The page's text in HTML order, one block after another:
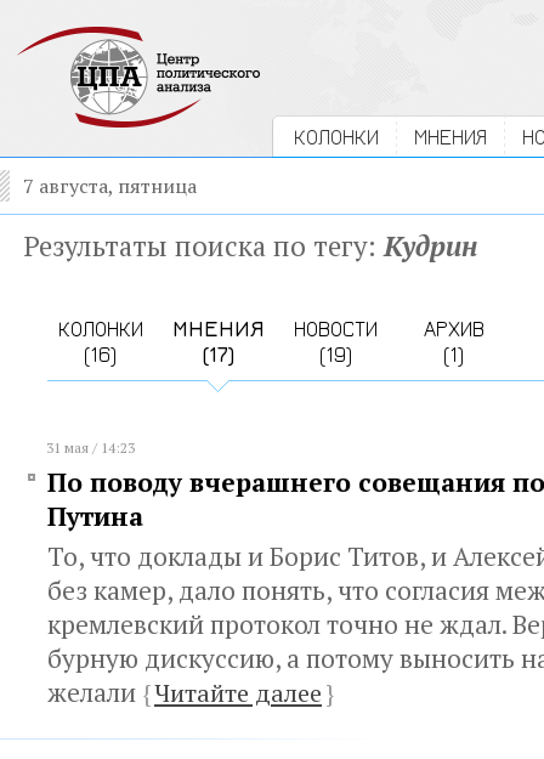
КОЛОНКИ МНЕНИЯ
7 августа, пятница
Результаты поиска по тегу:Кудрин
КОЛОНКИ
(16)
МНЕНИЯ
(17)
НОВОСТИ
(19)
АРХИВ
(1)
31 мая / 14:23
По поводу вчерашнего совещания
Путина
То, что доклады и Борис Титов, и
без камер, дало понять, что согласия
кремлевский протокол точно не ждал.
бурную дискуссию, а потому выносить
желали {Читайте далее}